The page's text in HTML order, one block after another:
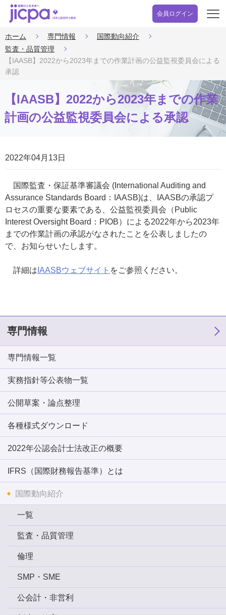
会員ログイン
開
ホーム 専門情報
国際動向紹介
監査・品質管理
【IAASB】2022から2023年までの作業計画の公益監視委員会による
承認
【IAASB】2022から2023年までの作業
計画の公益監視委員会による承認
2022年04月13日
国際監査・保証基準審議会 (International Auditing and
Assurance Standards Board：IAASB)は、IAASBの承認プ
ロセスの重要な要素である、公益監視委員会（Public
Interest Oversight Board：PIOB）による2022年から2023年
までの作業計画の承認がなされたことを公表しましたの
で、お知らせいたします。
詳細は IAASBウェブサイト をご参照ください。
専門情報
専門情報一覧
実務指針等公表物一覧
公開草案・論点整理
各種様式ダウンロード
2022年公認会計士法改正の概要
IFRS（国際財務報告基準）とは
国際動向紹介
一覧
監査・品質管理
倫理
SMP・SME
公会計・非営利